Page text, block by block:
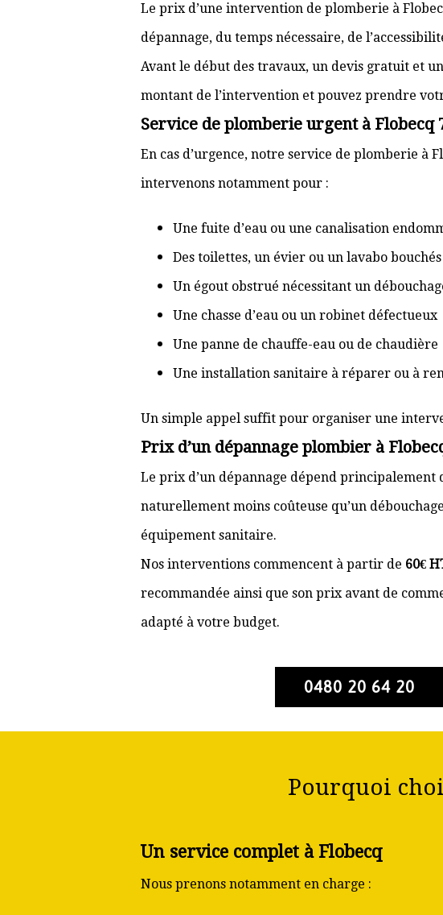
Le prix d’une intervention de plomberie à
dépannage, du temps nécessaire, de
Avant le début des travaux, un devis gratuit et
montant de l’intervention et pouvez prendre
Service de plomberie urgent à Flobecq
En cas d’urgence, notre service de plomberie à
intervenons notamment pour :
Une fuite d’eau ou une canalisation
Des toilettes, un évier ou un lavabo bouchés
Un égout obstrué nécessitant un
Une chasse d’eau ou un robinet défectueux
Une panne de chauffe-eau ou de chaudière
Une installation sanitaire à réparer ou à
Un simple appel suffit pour organiser une
Prix d’un dépannage plombier à
Le prix d’un dépannage dépend principalement
naturellement moins coûteuse qu’un
équipement sanitaire.
Nos interventions commencent à partir de 60€
recommandée ainsi que son prix avant de
adapté à votre budget.
0480 20 64 20
Pourquoi
Un service complet à Flobecq
Nous prenons notamment en charge :